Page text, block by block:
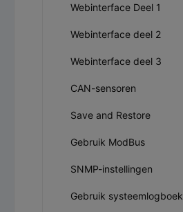
Webinterface Deel 1
Webinterface deel 2
Webinterface deel 3
CAN-sensoren
Save and Restore
Gebruik ModBus
SNMP-instellingen
Gebruik systeemlogboek